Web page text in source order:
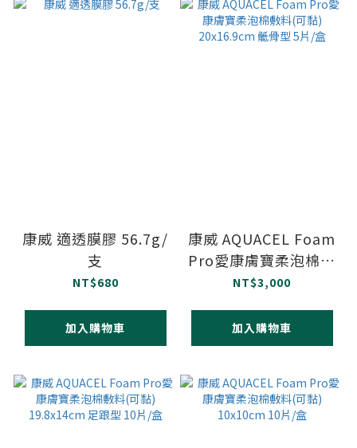
康威 適透膜膠 56.7g/
支
NT$680
加入購物車
康威 AQUACEL Foam
Pro愛康膚寶柔泡棉敷
料(可黏) 20x16.9cm
NT$3,000
加入購物車